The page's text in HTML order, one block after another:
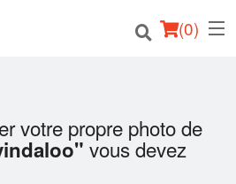
(0)
votre propre photo de
vous devez